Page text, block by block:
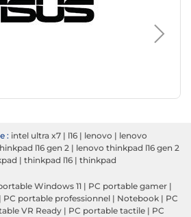
: intel ultra x7 | l16 | lenovo | lenovo
l16 gen 2 | lenovo thinkpad l16 gen 2
| thinkpad l16 | thinkpad
Windows 11 | PC portable gamer |
| PC portable professionnel | Notebook | PC
VR Ready | PC portable tactile | PC